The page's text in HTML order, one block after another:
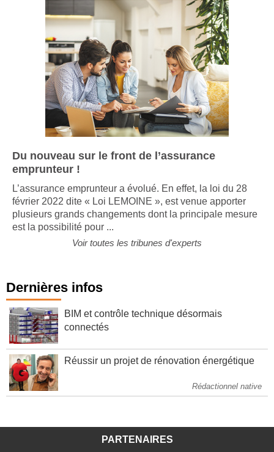
Du nouveau sur le front de l’assurance
emprunteur !
L’assurance emprunteur a évolué. En effet, la loi du 28
février 2022 dite « Loi LEMOINE », est venue apporter
plusieurs grands changements dont la principale mesure
est la possibilité pour ...
Voir toutes les tribunes d'experts
Dernières infos
BIM et contrôle technique désormais
connectés
Réussir un projet de rénovation énergétique
Rédactionnel native
PARTENAIRES